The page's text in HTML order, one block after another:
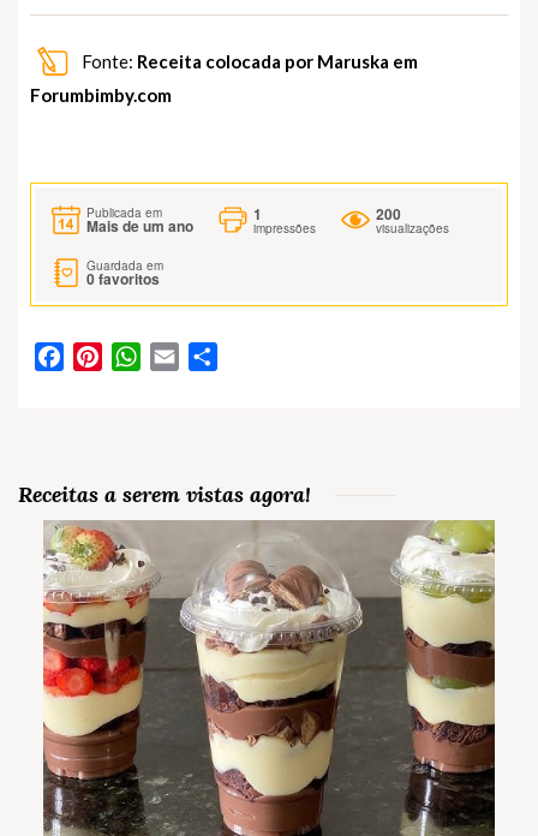
Fonte: Receita colocada por Maruska em
Forumbimby.com
Publicada em
Mais de um ano
1
impressões
200
visualizações
Guardada em
0favoritos
FacebookPinterestWhatsApp
Email
Receitas a serem vistas agora!